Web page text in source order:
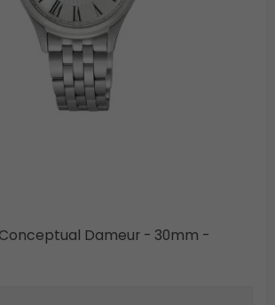
Conceptual Dameur - 30mm -